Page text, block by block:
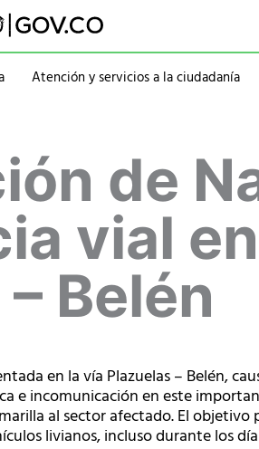
Atención y servicios a la ciudadanía
Notificaciones
Calendario de eventos
Historia
Símbolos
Mapa
Personajes
de
vial
Belén
en la vía Plazuelas – Belén,
e incomunicación en este
al sector afectado. El
livianos, incluso durante los